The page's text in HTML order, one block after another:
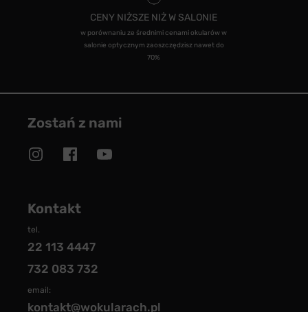
CENY NIŻSZE NIŻ W SALONIE
w porównaniu ze średnimi cenami okularów w
salonie optycznym zaoszczędzisz nawet do
70%
Zostań z nami
Kontakt
tel.
22 113 4447
732 083 732
email:
kontakt@wokularach.pl